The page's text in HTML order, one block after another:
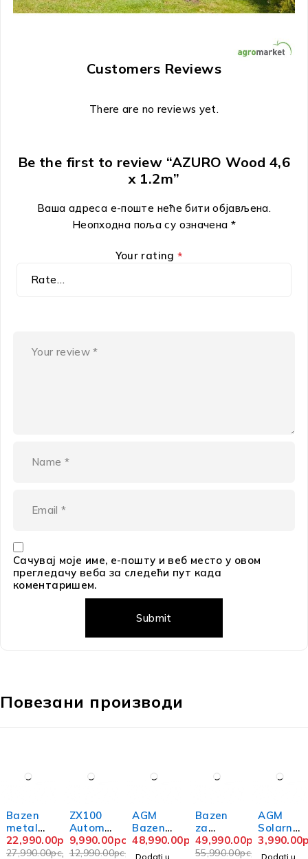
Customers Reviews
There are no reviews yet.
Be the first to review “AZURO Wood 4,6
x 1.2m”
Ваша адреса е-поште неће бити објављена.
Неопходна поља су означена *
Your rating*
Сачувај моје име, е-пошту и веб место у овом
прегледачу веба за следећи пут када
коментаришем.
Повезани производи
Bazen
metalni
okvir
3.66 x
27,990.00рсд
22,990.00рсд
ZX100
Automa
tski
čistač
12,990.00рсд
9,990.00рсд
AGM
Bazen
457x12
2 Metal
48,990.00рсд
Dodati u
Bazen
za
vanjsku
upotreb
55,990.00рсд
49,990.00рсд
AGM
Solarni
grejač
3,990.00
Dodati u